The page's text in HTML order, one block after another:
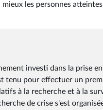
les personnes
investi dans la prise
tenu pour effectuer un
à la recherche et à la
de crise s'est